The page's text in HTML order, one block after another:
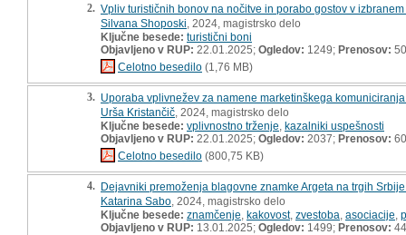
2. Vpliv turističnih bonov na nočitve in porabo gostov v
Silvana Shoposki , 2024, magistrsko delo
Ključne besede: turistični boni
Objavljeno v RUP: 22.01.2025; Ogledov: 1249; Prenosov: 50
Celotno besedilo (1,76 MB)
3. Uporaba vplivnežev za namene marketinškega
Urša Kristančič , 2024, magistrsko delo
Ključne besede: vplivnostno trženje kazalniki uspešnosti
Objavljeno v RUP: 22.01.2025; Ogledov: 2037; Prenosov: 60
Celotno besedilo (800,75 KB)
4. Dejavniki premoženja blagovne znamke Argeta na trgih
Katarina Sabo , 2024, magistrsko delo
Ključne besede: znamčenje kakovost, zvestoba asociacije
Objavljeno v RUP: 13.01.2025; Ogledov: 1499; Prenosov: 44